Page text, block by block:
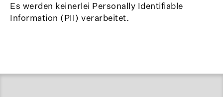
Es werden keinerlei Personally Identifiable
Information (PII) verarbeitet.